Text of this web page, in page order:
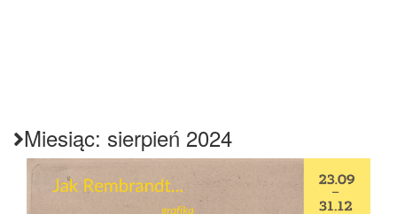
Miesiąc: sierpień 2024